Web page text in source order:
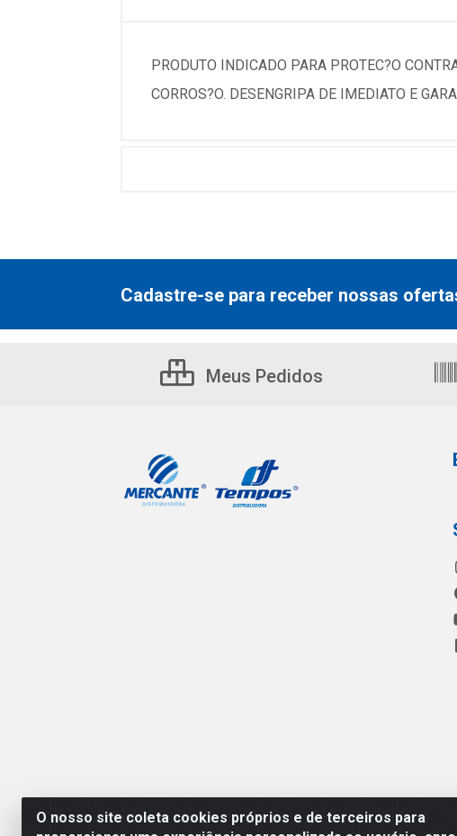
PRODUTO INDICADO PARA PROTEC?O
CORROS?O. DESENGRIPA DE IMEDIATO E
O nosso site coleta cookies próprios e de terceiros para
Cadastre-se para receber nossas
Meus Pedidos